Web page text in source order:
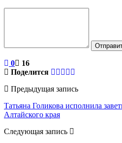
0
16
Поделится
Предыдущая запись
Татьяна Голикова исполнила
Алтайского края
Следующая запись